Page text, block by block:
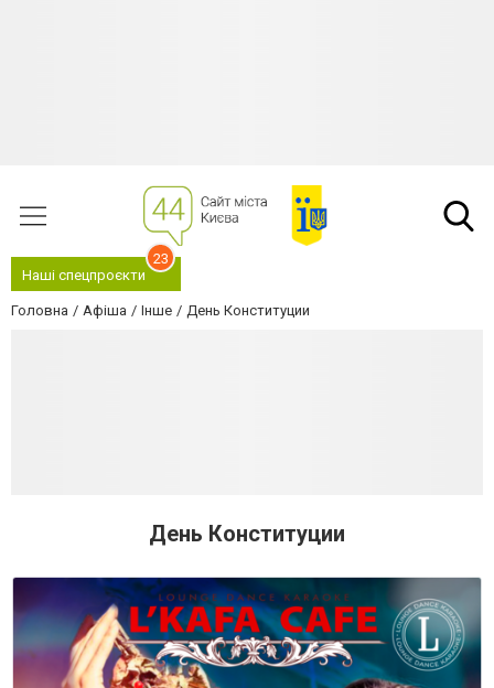
Наші спецпроєкти
23
Головна Афіша Інше День Конституции
День Конституции